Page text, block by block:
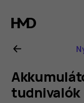
Nokia
8.1
tudnivalók